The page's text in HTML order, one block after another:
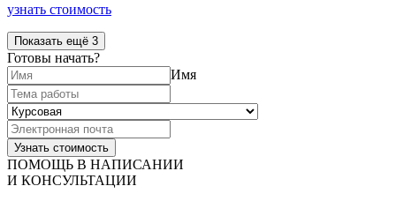
узнать стоимость
Показать ещё 3
Готовы начать?
Имя
ПОМОЩЬ В НАПИСАНИИ
И КОНСУЛЬТАЦИИ